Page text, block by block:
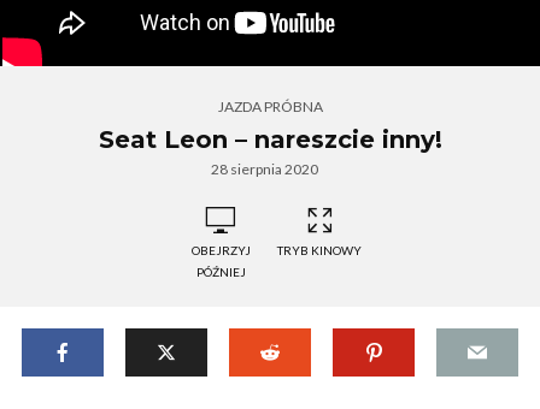
JAZDA PRÓBNA
Seat Leon – nareszcie inny!
28 sierpnia 2020
OBEJRZYJ
PÓŹNIEJ
TRYB KINOWY